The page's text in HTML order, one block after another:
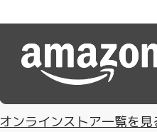
オンラインストア一覧を見